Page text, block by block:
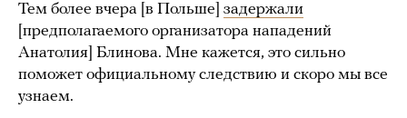
Тем более вчера [в Польше] задержали
[предполагаемого организатора нападений
Анатолия] Блинова. Мне кажется, это сильно
поможет официальному следствию и скоро мы все
узнаем.